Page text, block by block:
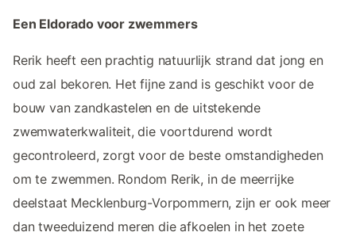
Een Eldorado voor zwemmers
Rerik heeft een prachtig natuurlijk strand dat jong en
oud zal bekoren. Het fijne zand is geschikt voor de
bouw van zandkastelen en de uitstekende
zwemwaterkwaliteit, die voortdurend wordt
gecontroleerd, zorgt voor de beste omstandigheden
om te zwemmen. Rondom Rerik, in de meerrijke
deelstaat Mecklenburg-Vorpommern, zijn er ook meer
dan tweeduizend meren die afkoelen in het zoete